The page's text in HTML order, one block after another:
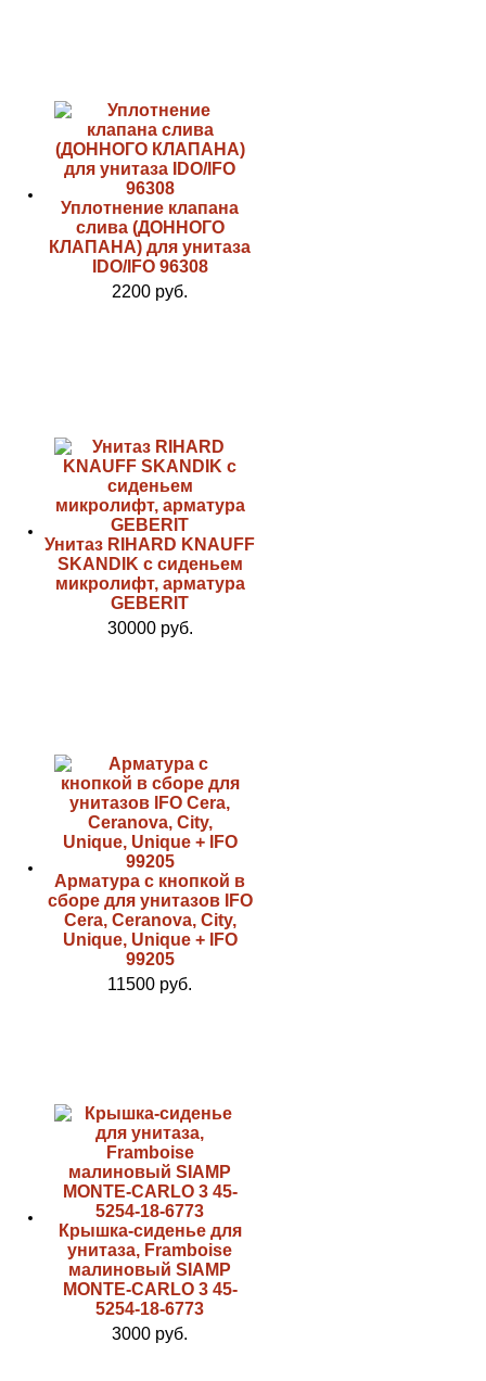
Уплотнение клапана
слива (ДОННОГО
КЛАПАНА) для унитаза
IDO/IFO 96308
2200 руб.
Унитаз RIHARD KNAUFF
SKANDIK с сиденьем
микролифт, арматура
GEBERIT
30000 руб.
Арматура с кнопкой в
сборе для унитазов IFO
Cera, Ceranova, City,
Unique, Unique + IFO
99205
11500 руб.
Крышка-сиденье для
унитаза, Framboise
малиновый SIAMP
MONTE-CARLO 3 45-
5254-18-6773
3000 руб.